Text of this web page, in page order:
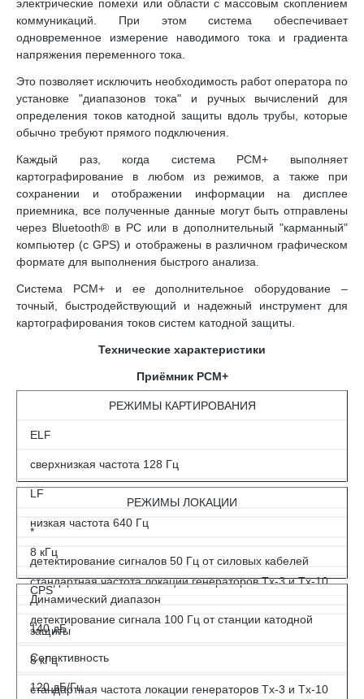
электрические помехи или области с массовым скоплением
коммуникаций. При этом система обеспечивает
одновременное измерение наводимого тока и градиента
напряжения переменного тока.
Это позволяет исключить необходимость работ оператора по
установке "диапазонов тока" и ручных вычислений для
определения токов катодной защиты вдоль трубы, которые
обычно требуют прямого подключения.
Каждый раз, когда система PCM+ выполняет
картографирование в любом из режимов, а также при
сохранении и отображении информации на дисплее
приемника, все полученные данные могут быть отправлены
через Bluetooth® в РС или в дополнительный "карманный"
компьютер (с GPS) и отображены в различном графическом
формате для выполнения быстрого анализа.
Система PCM+ и ее дополнительное оборудование –
точный, быстродействующий и надежный инструмент для
картографирования токов систем катодной защиты.
Технические характеристики
Приёмник PCM+
РЕЖИМЫ КАРТИРОВАНИЯ
ELF
сверхнизкая частота 128 Гц
LF
низкая частота 640 Гц
8 кГц
стандартная частота локации генераторов Tx-3 и Tx-10
РЕЖИМЫ ЛОКАЦИИ
*
детектирование сигналов 50 Гц от силовых кабелей
CPS
детектирование сигнала 100 Гц от станции катодной
защиты
8 кГц
стандартная частота локации генераторов Tx-3 и Tx-10
Динамический диапазон
140 дБ
Селективность
120 дБ/Гц